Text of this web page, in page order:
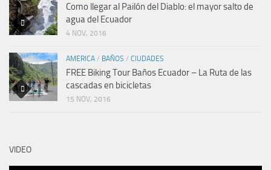
Como llegar al Pailón del Diablo: el mayor salto de
agua del Ecuador
4 NOV, 2016
AMERICA / BAÑOS / CIUDADES
FREE Biking Tour Baños Ecuador – La Ruta de las
cascadas en bicicletas
15 NOV, 2016
VIDEO